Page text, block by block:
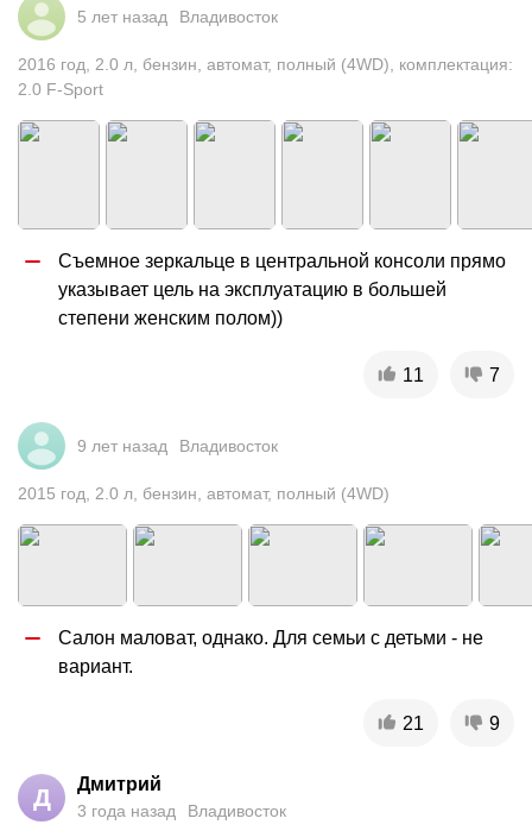
5 лет назад Владивосток
2016 год 2.0 л бензин автомат, полный (4WD)
комплектация:
2.0 F-Sport
Съемное зеркальце в центральной консоли прямо
указывает цель на эксплуатацию в большей
степени женским полом))
11 7
9 лет назад Владивосток
2015 год 2.0 л бензин автомат, полный (4WD)
Салон маловат, однако. Для семьи с детьми - не
вариант.
21 9
Д Дмитрий
3 года назад Владивосток